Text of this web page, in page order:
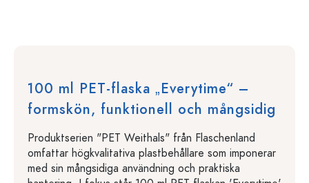
100 ml PET-flaska „Everytime“ –
formskön, funktionell och mångsidig
Produktserien "PET Weithals" från Flaschenland
omfattar högkvalitativa plastbehållare som imponerar
med sin mångsidiga användning och praktiska